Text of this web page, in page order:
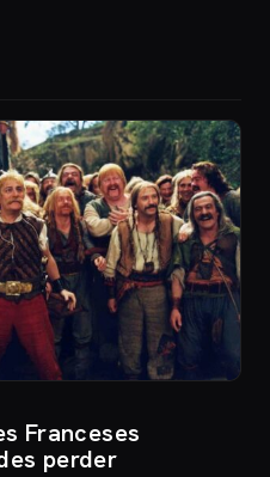
Franceses
perder